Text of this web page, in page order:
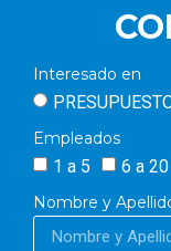
Peso 530 Kg
Interesado en
Empleados
1 a 5 6 a 20
Nombre y